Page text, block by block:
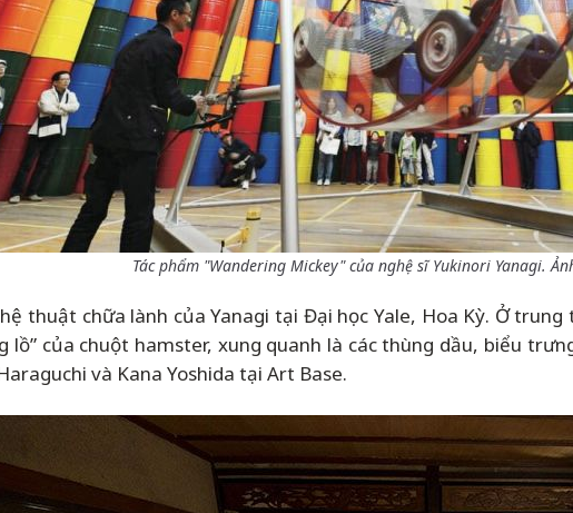
Tác phẩm "Wandering Mickey" của nghệ sĩ Yukinori Yanagi.
thuật chữa lành của Yanagi tại Đại học Yale, Hoa Kỳ. Ở
lồ” của chuột hamster, xung quanh là các thùng dầu, biểu
và Kana Yoshida tại Art Base.